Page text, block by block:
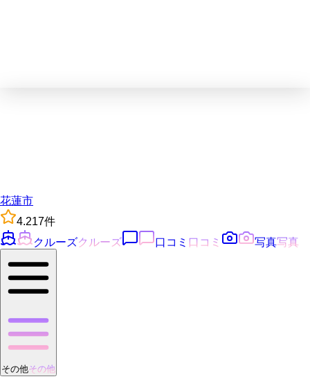
花蓮市
4.217件
クルーズクルーズ 口コミ 口コミ 写真写真
その他その他